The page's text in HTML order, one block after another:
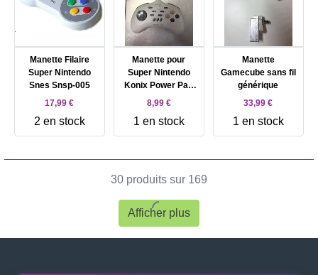
Manette Filaire
Super Nintendo
Snes Snsp-005
17,99 €
2 en stock
Manette pour
Super Nintendo
Konix Power Pad
SNES turbo
8,99 €
1 en stock
Manette
Gamecube sans fil
générique
33,99 €
1 en stock
30 produits sur 169
Afficher plus